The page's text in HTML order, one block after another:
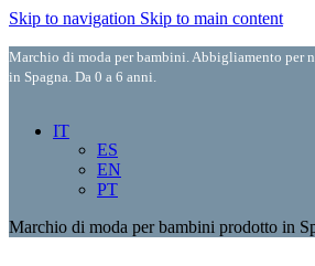
Skip to navigation Skip to main content
Marchio di moda per bambini. Abbigliamento per
in Spagna. Da 0 a 6 anni.
IT
ES
EN
PT
Marchio di moda per bambini prodotto in